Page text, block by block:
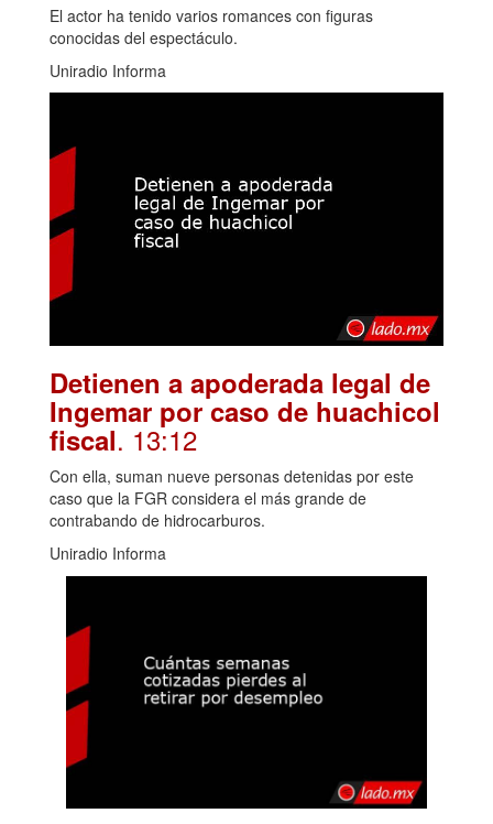
El actor ha tenido varios romances con figuras
conocidas del espectáculo.
Uniradio Informa
Detienen a apoderada legal de
Ingemar por caso de huachicol
fiscal. 13:12
Con ella, suman nueve personas detenidas por este
caso que la FGR considera el más grande de
contrabando de hidrocarburos.
Uniradio Informa